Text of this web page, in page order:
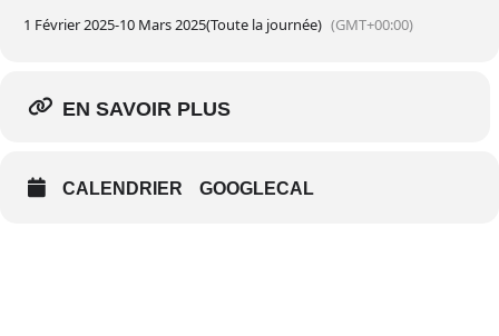
1 Février 2025-10 Mars 2025(Toute la journée) (GMT+00:00)
EN SAVOIR PLUS
CALENDRIER GOOGLECAL